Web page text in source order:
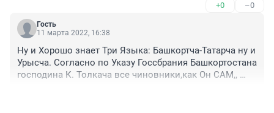
пенсию.Но-есть но.Почему и именно в такие годы
ненавидят полицаев и не в зависимо от работы и
должности?. Отслужили и уезжают жить в далекие
надо-то найдут и из-под земли.🔥🔥🔥🔥🔥🔥😭😭😭😭
😭
+0 –0
Гость
11 марта 2022, 16:38
Ну и Хорошо знает Три Языка: Башкортча-Татарча ну и
Урысча. Согласно по Указу Госсбрания Башкортостана
господина К. Толкача все чиновники,как Он САМ,,